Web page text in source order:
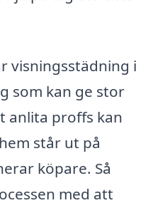
visningsstädning i
som kan ge stor
anlita proffs kan
står ut på
köpare. Så
med att